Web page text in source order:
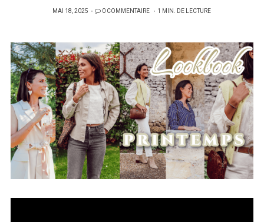
PUBLIÉ
MAI 18, 2025 0 COMMENTAIRE 1 MIN. DE LECTURE